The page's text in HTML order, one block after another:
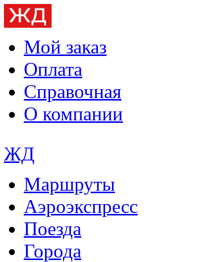
Мой заказ
Оплата
Справочная
О компании
ЖД
Маршруты
Аэроэкспресс
Поезда
Города